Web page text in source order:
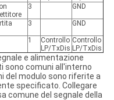
3 GND
3 GND
1
Controllo
LP/TxDis
Controllo
LP/TxDis
e alimentazione
sono comuni all'interno
del modulo sono riferite a
specificato. Collegare
comune del segnale della